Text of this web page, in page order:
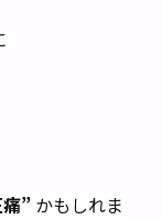
” かもしれま